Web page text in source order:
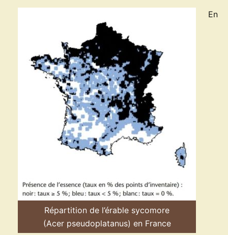
Répartition de l’érable sycomore
(Acer pseudoplatanus) en France
En